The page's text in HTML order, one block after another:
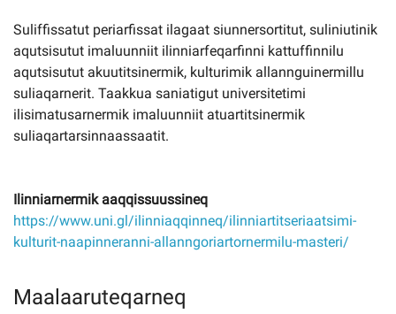
Suliffissatut periarfissat ilagaat siunnersortitut, suliniutinik
aqutsisutut imaluunniit ilinniarfeqarfinni kattuffinnilu
aqutsisutut akuutitsinermik, kulturimik allannguinermillu
suliaqarnerit. Taakkua saniatigut universitetimi
ilisimatusarnermik imaluunniit atuartitsinermik
suliaqartarsinnaassaatit.
Ilinniarnermik aaqqissuussineq
https://www.uni.gl/ilinniaqqinneq/ilinniartitseriaatsimi-
kulturit-naapinneranni-allanngoriartornermilu-masteri/
Maalaaruteqarneq